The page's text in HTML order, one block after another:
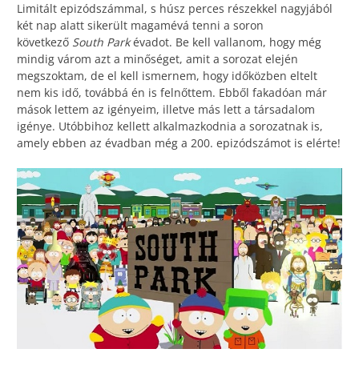
Limitált epizódszámmal, s húsz perces részekkel nagyjából
két nap alatt sikerült magamévá tenni a soron
következő South Parkévadot. Be kell vallanom, hogy még
mindig várom azt a minőséget, amit a sorozat elején
megszoktam, de el kell ismernem, hogy időközben eltelt
nem kis idő, továbbá én is felnőttem. Ebből fakadóan már
mások lettem az igényeim, illetve más lett a társadalom
igénye. Utóbbihoz kellett alkalmazkodnia a sorozatnak is,
amely ebben az évadban még a 200. epizódszámot is elérte!